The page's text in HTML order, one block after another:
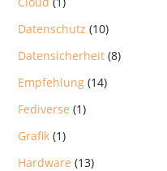
Datenschutz (10)
Datensicherheit (8)
Empfehlung (14)
Fediverse (1)
Grafik (1)
Hardware (13)